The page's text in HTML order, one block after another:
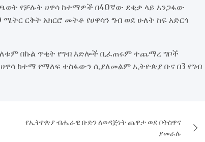
የቻሉት ሀዋሳ ከተማዎች በ40ኛው ደቂቃ ላይ አንጋፋው
ርቅት አክርሮ መትቶ የሀዋሳን ግብ ወደ ሁለት ከፍ አድርጎ
በኩል ጥቂት የግብ እድሎች ቢፈጠሩም ተጨማረ ግቦች
ከተማ የማለፍ ተስፋውን ሲያለመልም ኢትዮጵያ ቡና በ3 የግብ
​የኢትዮጵያ ብሔራዊ ቡድን ለወዳጅነት ጨዋታ ወደ ቦትስዋና
ያመራሉ